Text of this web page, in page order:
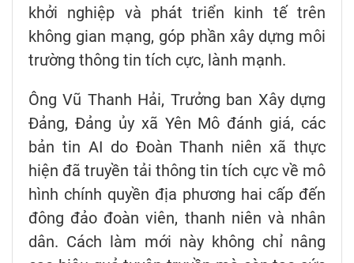
khởi nghiệp và phát triển kinh tế trên
không gian mạng, góp phần xây dựng môi
trường thông tin tích cực, lành mạnh.
Ông Vũ Thanh Hải, Trưởng ban Xây dựng
Đảng, Đảng ủy xã Yên Mô đánh giá, các
bản tin AI do Đoàn Thanh niên xã thực
hiện đã truyền tải thông tin tích cực về mô
hình chính quyền địa phương hai cấp đến
đông đảo đoàn viên, thanh niên và nhân
dân. Cách làm mới này không chỉ nâng